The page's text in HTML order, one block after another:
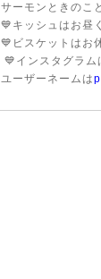
サーモンときのこ
💙キッシュはお昼
💙ビスケットはお
💙インスタグラム
ユーザーネームは